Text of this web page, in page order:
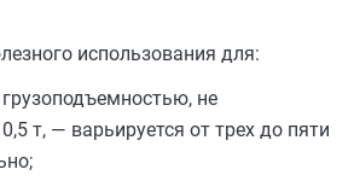
использования для:
не
т, — варьируется от трех до пяти